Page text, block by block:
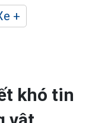
+
khó tin